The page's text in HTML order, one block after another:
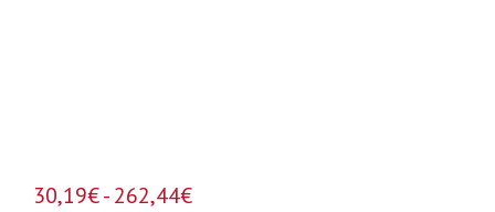
30,19€- 262,44€Prijsklasse: